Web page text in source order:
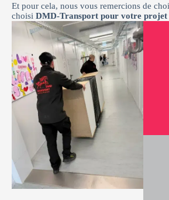
Et pour cela, nous vous remercions de
choisi DMD-Transport pour votre projet